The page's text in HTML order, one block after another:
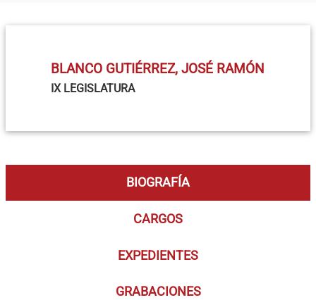
BLANCO GUTIÉRREZ, JOSÉ RAMÓN
IX LEGISLATURA
BIOGRAFÍA
CARGOS
EXPEDIENTES
GRABACIONES